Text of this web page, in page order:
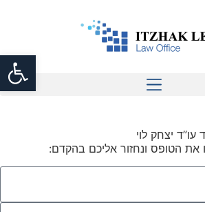
עו”ד יצחק לוי
את הטופס ונחזור אליכם בהקדם: